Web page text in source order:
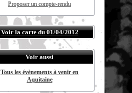
Proposer un compte-rendu
Voir la carte du 01/04/2012
Voir aussi
Tous les évènements à venir en
Aquitaine